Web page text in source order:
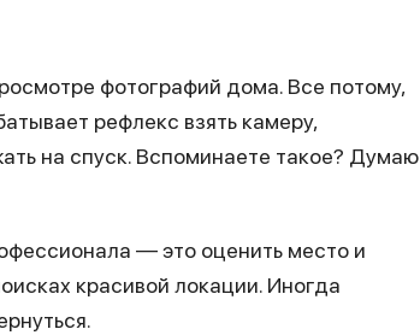
фотографий дома. Все потому,
рефлекс взять камеру,
на спуск. Вспоминаете такое? Думаю
— это оценить место и
красивой локации. Иногда